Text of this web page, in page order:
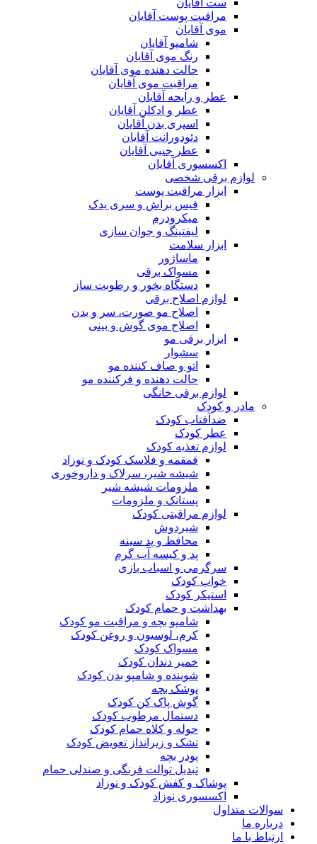
ست آقایان
مراقبت پوست آقایان
موی آقایان
شامپو آقایان
رنگ موی آقایان
حالت دهنده موی آقایان
مراقبت موی آقایان
عطر و رایحه آقایان
عطر و ادکلن آقایان
اسپری بدن آقایان
دئودورانت آقایان
عطر جیبی آقایان
اکسسوری آقایان
لوازم برقی شخصی
ابزار مراقبت پوست
فیس براش و سری یدک
میکرودرم
لیفتینگ و جوان سازی
ابزار سلامت
ماساژور
مسواک برقی
دستگاه بخور و رطوبت ساز
لوازم اصلاح برقی
اصلاح مو صورت، سر و بدن
اصلاح موی گوش و بینی
ابزار برقی مو
سشوار
اتو و صاف کننده مو
حالت دهنده و فرکننده مو
لوازم برقی خانگی
مادر و کودک
ضدآفتاب کودک
عطر کودک
لوازم تغذیه کودک
قمقمه و فلاسک کودک و نوزاد
شیشه شیر، سرلاک و داروخوری
ملزومات شیشه شیر
پستانک و ملزومات
لوازم مراقبتی کودک
شیردوش
محافظ و پد سینه
پد و کیسه آب گرم
سرگرمی و اسباب بازی
خواب کودک
استیکر کودک
بهداشت و حمام کودک
شامپو بچه و مراقبت مو کودک
کرم، لوسیون و روغن کودک
مسواک کودک
خمیر دندان کودک
شوینده و شامپو بدن کودک
پوشک بچه
گوش پاک کن کودک
دستمال مرطوب کودک
حوله و کلاه حمام کودک
تشک و زیرانداز تعویض کودک
پودر بچه
تبدیل توالت فرنگی و صندلی حمام
پوشاک و کفش کودک و نوزاد
اکسسوری نوزاد
سوالات متداول
درباره ما
ارتباط با ما